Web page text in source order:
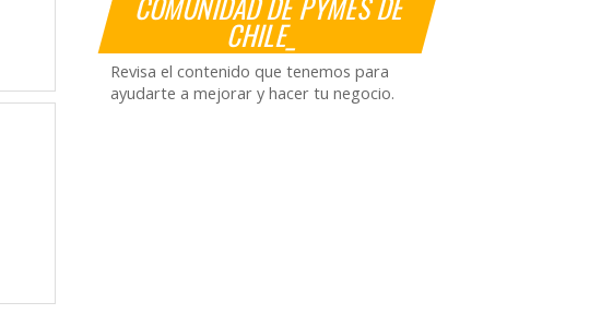
CHILE_
Revisa el contenido que tenemos para
ayudarte a mejorar y hacer tu negocio.